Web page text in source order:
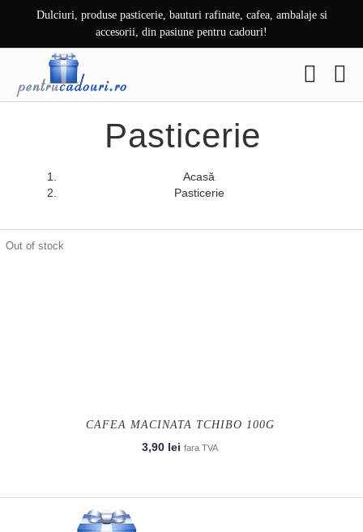
Dulciuri, produse pasticerie, bauturi rafinate, cafea, ambalaje si
accesorii, din pasiune pentru cadouri!
Pasticerie
Acasă
Pasticerie
Out of stock
CAFEA MACINATA TCHIBO 100G
3,90 lei fara TVA